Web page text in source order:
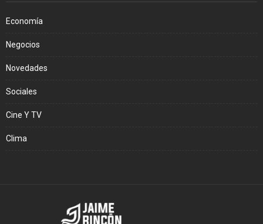
Economía
Negocios
Novedades
Sociales
Cine Y TV
Clima